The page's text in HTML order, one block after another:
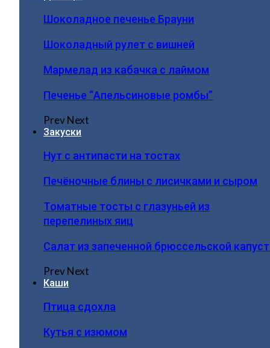
Шоколадное печенье Брауни
Шоколадный рулет с вишней
Мармелад из кабачка с лаймом
Печенье “Апельсиновые ромбы”
PrevNext
Закуски
Нут с антипасти на тостах
Печёночные блины с лисичками и сыром
Томатные тосты с глазуньей из
перепелиных яиц
Салат из запеченной брюссельской
PrevNext
Каши
Птица сдохла
Кутья с изюмом